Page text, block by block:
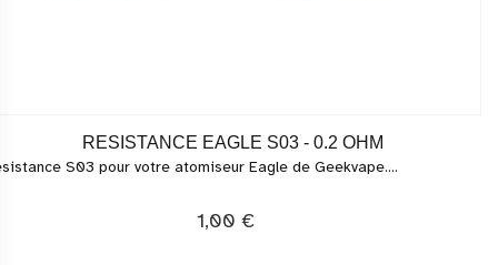
RESISTANCE EAGLE S03 - 0.2 OHM
S03 pour votre atomiseur Eagle de Geekvape....
1,00 €